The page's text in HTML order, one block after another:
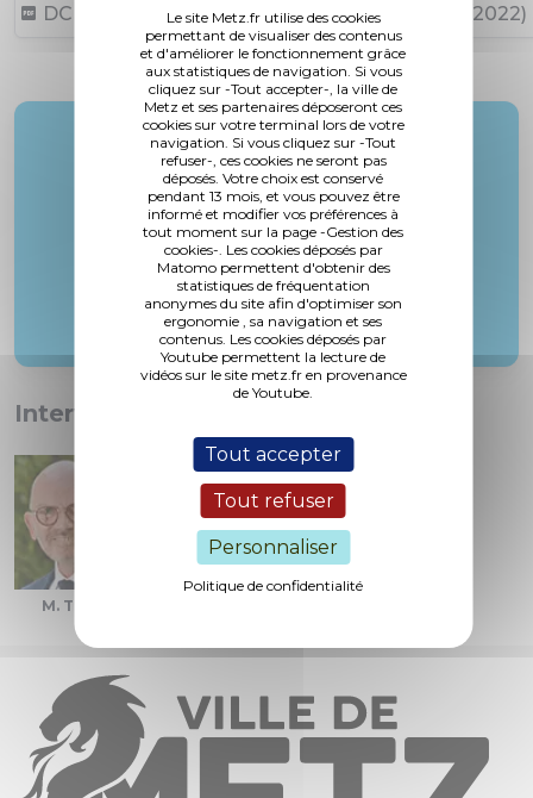
Le site Metz.fr utilise des cookies
permettant de visualiser des contenus
et d'améliorer le fonctionnement grâce
aux statistiques de navigation. Si vous
cliquez sur -Tout accepter-, la ville de
Metz et ses partenaires déposeront ces
cookies sur votre terminal lors de votre
navigation. Si vous cliquez sur -Tout
refuser-, ces cookies ne seront pas
déposés. Votre choix est conservé
pendant 13 mois, et vous pouvez être
informé et modifier vos préférences à
tout moment sur la page -Gestion des
cookies-. Les cookies déposés par
Matomo permettent d'obtenir des
statistiques de fréquentation
anonymes du site afin d'optimiser son
ergonomie , sa navigation et ses
contenus. Les cookies déposés par
Youtube permettent la lecture de
vidéos sur le site metz.fr en provenance
de Youtube.
Tout accepter
Tout refuser
Personnaliser
Politique de confidentialité
DCM N°22-09-29-18 (2,41 Mo, publié le 06/10/2022)
Rapporteur :
M. Vorms
Interventions :
M. Thil